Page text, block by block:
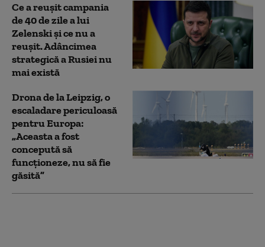
Ce a reușit campania
de 40 de zile a lui
Zelenski și ce nu a
reușit. Adâncimea
strategică a Rusiei nu
mai există
Drona de la Leipzig, o
escaladare periculoasă
pentru Europa:
„Aceasta a fost
concepută să
funcționeze, nu să fie
găsită”